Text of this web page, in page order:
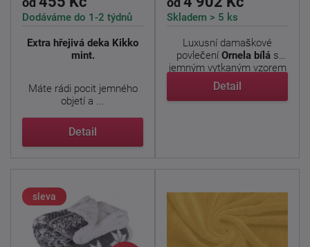
od
Dodáváme do 1-2 týdnů
Extra hřejivá deka Kikko
mint.
Máte rádi pocit jemného
objetí a ...
Detail
od
Skladem > 5 ks
Luxusní damaškové
povlečeníOrnela bílás
jemným vytkaným vzorem
v ...
Detail
sleva